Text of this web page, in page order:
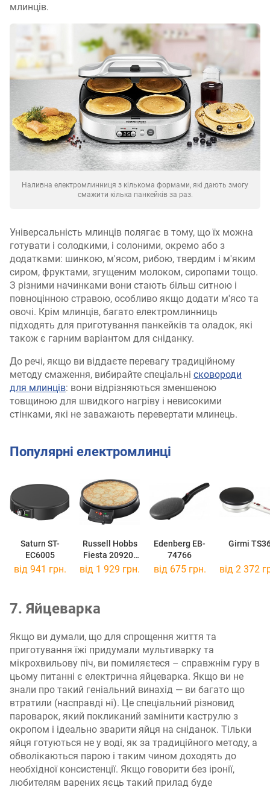
млинців.
Наливна електромлинниця з кількома формами, які дають змогу
смажити кілька панкейків за раз.
Універсальність млинців полягає в тому, що їх можна
готувати і солодкими, і солоними, окремо або з
додатками: шинкою, м'ясом, рибою, твердим і м'яким
сиром, фруктами, згущеним молоком, сиропами тощо.
З різними начинками вони стають більш ситною і
повноцінною стравою, особливо якщо додати м'ясо та
овочі. Крім млинців, багато електромлинниць
підходять для приготування панкейків та оладок, які
також є гарним варіантом для сніданку.
До речі, якщо ви віддаєте перевагу традиційному
методу смаження, вибирайте спеціальні сковороди
для млинців: вони відрізняються зменшеною
товщиною для швидкого нагріву і невисокими
стінками, які не заважають перевертати млинець.
Популярні електромлинці
Saturn ST-
EC6005
Russell Hobbs
Fiesta 20920-
56
Edenberg EB-
74766
Girmi
від 941 грн. від 1 929 грн. від 675 грн. від 2 372
7. Яйцеварка
Якщо ви думали, що для спрощення життя та
приготування їжі придумали мультиварку та
мікрохвильову піч, ви помиляєтеся – справжнім гуру в
цьому питанні є електрична яйцеварка. Якщо ви не
знали про такий геніальний винахід — ви багато що
втратили (насправді ні). Це спеціальний різновид
пароварок, який покликаний замінити каструлю з
окропом і ідеально зварити яйця на сніданок. Тільки
яйця готуються не у воді, як за традиційного методу, а
обволікаються парою і таким чином доходять до
необхідної консистенції. Якщо говорити без іронії,
любителям варених яєць такий прилад буде